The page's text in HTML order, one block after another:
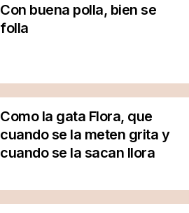
Con buena polla, bien se
folla
Como la gata Flora, que
cuando se la meten grita y
cuando se la sacan llora